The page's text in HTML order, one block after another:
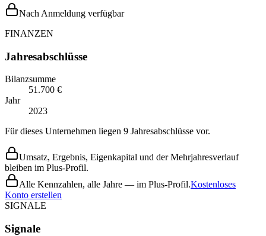
Nach Anmeldung verfügbar
FINANZEN
Jahresabschlüsse
Bilanzsumme
51.700 €
Jahr
2023
Für dieses Unternehmen liegen 9 Jahresabschlüsse vor.
Umsatz, Ergebnis, Eigenkapital und der Mehrjahresverlauf
bleiben im Plus-Profil.
Alle Kennzahlen, alle Jahre — im Plus-Profil.Kostenloses
Konto erstellen
SIGNALE
Signale